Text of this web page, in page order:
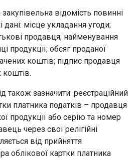
відомість повинні
дані: місце укладання угоди;
продавця; найменування
продукції; обсяг проданої
коштів; підпис продавця
коштів.
також зазначити: реєстраційний
платника податків – продавця
продукції або серію та номер
через свої релігійні
від прийняття
облікової картки платника